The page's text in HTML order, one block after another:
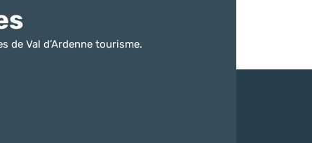
de Val d’Ardenne tourisme.